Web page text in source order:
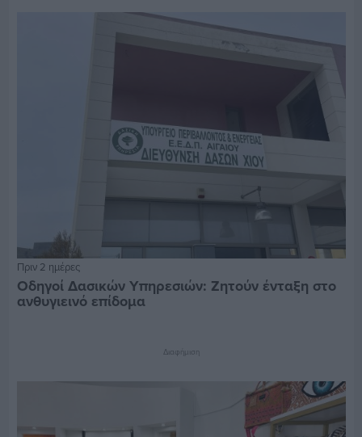
Πριν 2 ημέρες
Οδηγοί Δασικών Υπηρεσιών: Ζητούν ένταξη στο
ανθυγιεινό επίδομα
Διαφήμιση